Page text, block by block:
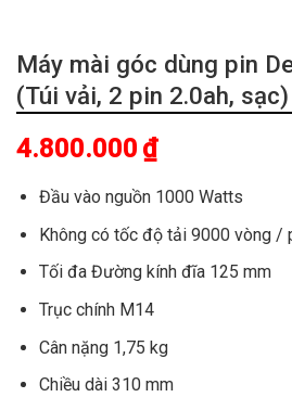
Máy mài góc dùng pin
(Túi vải, 2 pin 2.0ah,
4.800.000 ₫
Đầu vào nguồn 1000 Watts
Không có tốc độ tải 9000 vòng /
Tối đa Đường kính đĩa 125 mm
Trục chính M14
Cân nặng 1,75 kg
Chiều dài 310 mm